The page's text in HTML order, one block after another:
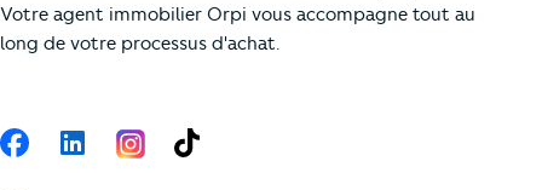
Votre agent immobilier Orpi vous accompagne tout au
long de votre processus d'achat.
Suivez-nous
FacebookLinkedIn TikTok